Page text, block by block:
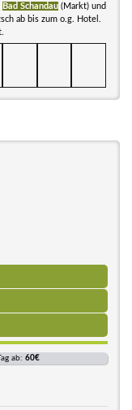
Bad Schandau (Markt) und
ab bis zum o.g. Hotel.
ab: 60€